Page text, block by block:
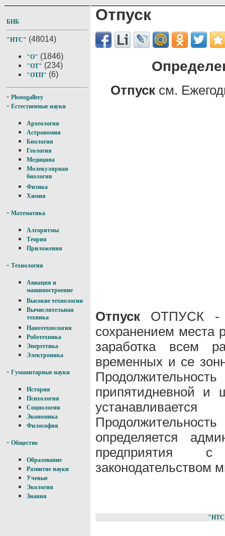
БНБ
"НТС" (48014)
"О" (1846)
"ОТ" (234)
"ОТП" (6)
- Photogallery
- Естественные науки
Археология
Астрономия
Биология
Геология
Медицина
Молекулярная
биология
Физика
Химия
- Математика
Алгоритмы
Теория
Приложения
- Технология
Авиация и
машиностроение
Высокие технологии
Вычислительная
техника
Нанотехнология
Роботехника
Энергетика
Электроника
- Гуманитарные науки
История
Психология
Социология
Экономика
Философия
- Общество
Образование
Развитие науки
Ученые
Экология
Знания
Отпуск
Отпуск см.
Отпуск ОТПУСК -
сохранением места
заработка всем
временных и се
припятидневной и
определяется
предприятия с
законодательством